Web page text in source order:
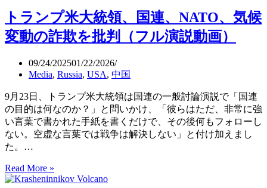
ー
ン
や
産
ド
ロ
ー
ン、
軍
ッ
トランプ米大統領、国連、NATO、気候
変動の詐欺を批判（フル演説動画）
09/24/202501/22/2026
Media, Russia, USA, 中国
9月23日、トランプ米大統領は国連の一般討論演説で「国連
の目的は何なのか？」と問いかけ、「彼らはただ、非常に強
い言葉で書かれた手紙を書くだけで、その後何もフォローし
ない。空虚な言葉では戦争は解決しない」と付け加えまし
た。…
Read More »
ラ